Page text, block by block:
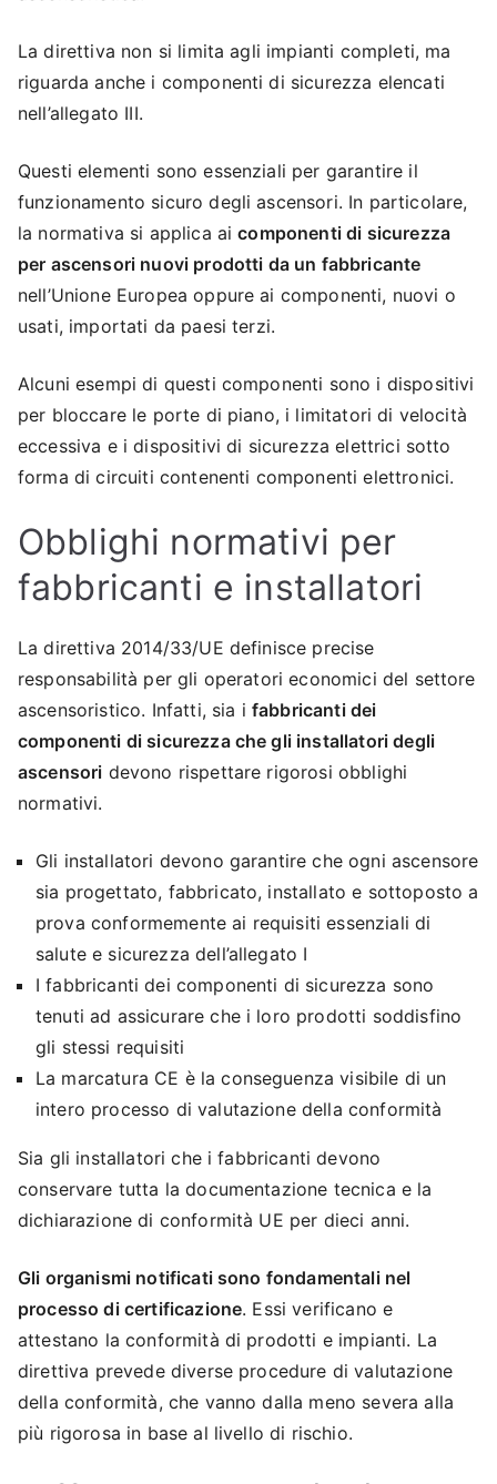
La direttiva non si limita agli impianti completi, ma
riguarda anche i componenti di sicurezza elencati
nell’allegato III.
Questi elementi sono essenziali per garantire il
funzionamento sicuro degli ascensori. In particolare,
la normativa si applica aicomponenti di sicurezza
per ascensori nuovi prodotti da un fabbricante
nell’Unione Europea oppure ai componenti, nuovi o
usati, importati da paesi terzi.
Alcuni esempi di questi componenti sono i dispositivi
per bloccare le porte di piano, i limitatori di velocità
eccessiva e i dispositivi di sicurezza elettrici sotto
forma di circuiti contenenti componenti elettronici.
Obblighi normativi per
fabbricanti e installatori
La direttiva 2014/33/UE definisce precise
responsabilità per gli operatori economici del settore
ascensoristico. Infatti, sia i fabbricanti dei
componenti di sicurezza che gli installatori degli
ascensori devono rispettare rigorosi obblighi
normativi.
Gli installatori devono garantire che ogni ascensore
sia progettato, fabbricato, installato e sottoposto a
prova conformemente ai requisiti essenziali di
salute e sicurezza dell’allegato I
I fabbricanti dei componenti di sicurezza sono
tenuti ad assicurare che i loro prodotti soddisfino
gli stessi requisiti
La marcatura CE è la conseguenza visibile di un
intero processo di valutazione della conformità
Sia gli installatori che i fabbricanti devono
conservare tutta la documentazione tecnica e la
dichiarazione di conformità UE per dieci anni.
Gli organismi notificati sono fondamentali nel
processo di certificazione. Essi verificano e
attestano la conformità di prodotti e impianti. La
direttiva prevede diverse procedure di valutazione
della conformità, che vanno dalla meno severa alla
più rigorosa in base al livello di rischio.